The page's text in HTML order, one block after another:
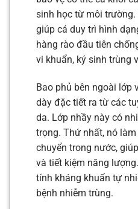
sinh học từ môi
giúp cá duy trì hình
hàng rào đầu tiên
vi khuẩn, ký sinh trùng
Bao phủ bên ngoài lớp
dày đặc tiết ra từ các
da. Lớp nhầy này có
trọng. Thứ nhất, nó
chuyển trong nước,
và tiết kiệm năng
tính kháng khuẩn tự
bệnh nhiễm trùng.